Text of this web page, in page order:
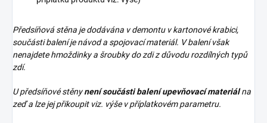
Předsíňová stěna je dodávána v demontu v kartonové krabici,
součásti balení je návod a spojovací materiál. V balení však
nenajdetehmoždinky a šroubky do zdi z důvodu rozdílných typů
zdí.
U předsíňové stěnynení součásti balení upevňovací materiálna
zeď a lze jej přikoupit viz. výše v příplatkovém parametru.